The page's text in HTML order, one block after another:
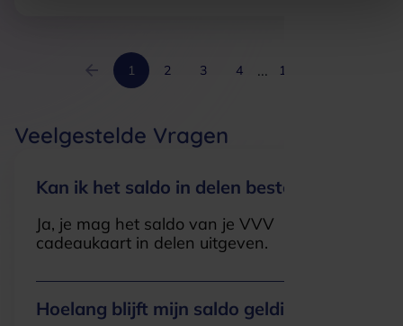
1 2 3 4 ... 18
Veelgestelde Vragen
Kan ik het saldo in delen besteden?
Ja, je mag het saldo van je VVV
cadeaukaart in delen uitgeven.
Hoelang blijft mijn saldo geldig?